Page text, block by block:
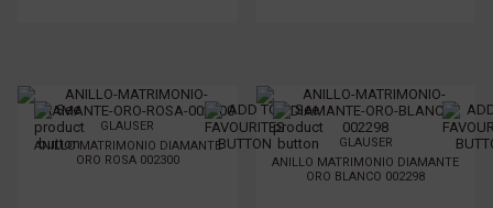
GLAUSER
ANILLO MATRIMONIO DIAMANTE
ORO ROSA 002300
GLAUSER
ANILLO MATRIMONIO DIAMANTE
ORO BLANCO 002298